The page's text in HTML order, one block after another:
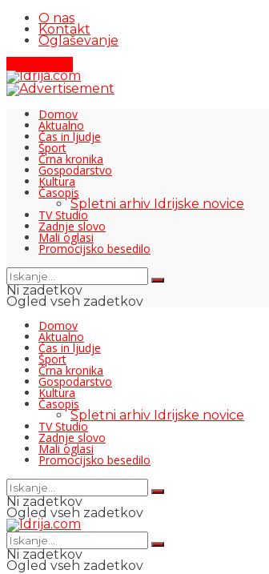
O nas
Kontakt
Oglaševanje
Domov
Aktualno
Čas in ljudje
Šport
Črna kronika
Gospodarstvo
Kultura
Časopis
Spletni arhiv Idrijske novice
TV Studio
Zadnje slovo
Mali oglasi
Promocijsko besedilo
Ni zadetkov
Ogled vseh zadetkov
Domov
Aktualno
Čas in ljudje
Šport
Črna kronika
Gospodarstvo
Kultura
Časopis
Spletni arhiv Idrijske novice
TV Studio
Zadnje slovo
Mali oglasi
Promocijsko besedilo
Ni zadetkov
Ogled vseh zadetkov
Ni zadetkov
Ogled vseh zadetkov